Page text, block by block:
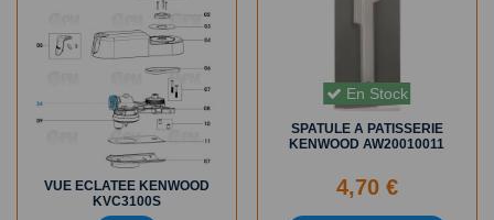
VUE ECLATEE KENWOOD
KVC3100S
En Stock
SPATULE A PATISSERIE
KENWOOD AW20010011
4,70 €